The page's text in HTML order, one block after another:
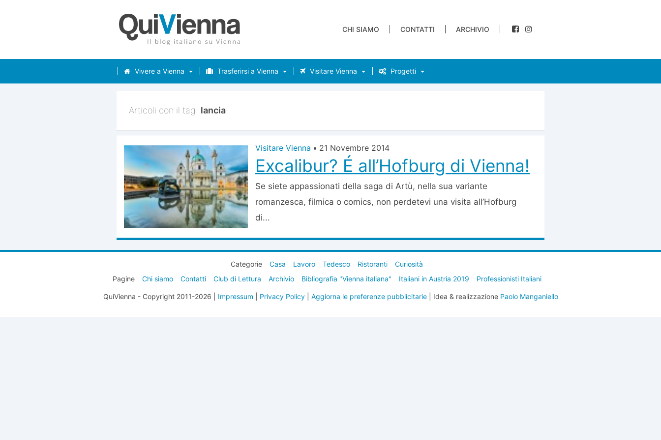
CHI SIAMO CONTATTI ARCHIVIO
Vivere a Vienna Trasferirsi a Vienna Visitare Vienna Progetti
Articoli con il tag: lancia
Visitare Vienna • 21 Novembre 2014
Excalibur? É all’Hofburg di Vienna!
Se siete appassionati della saga di Artù, nella sua variante
romanzesca, filmica o comics, non perdetevi una visita all’Hofburg
di...
Categorie Casa Lavoro Tedesco Ristoranti
Curiosità
Pagine
Chi siamo Contatti Club di Lettura Archivio Bibliografia "Vienna italiana" Italiani in Austria 2019 Professionisti Italiani
QuiVienna - Copyright 2011-2026 | Impressum Privacy Policy| Aggiorna le preferenze pubblicitarie| Idea & realizzazione Paolo Manganiello